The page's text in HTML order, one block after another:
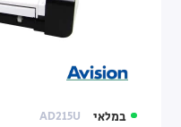
במלאי AD215U